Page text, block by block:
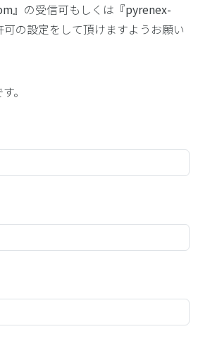
』の受信可もしくは『pyrenex-
の設定をして頂けますようお願い
。